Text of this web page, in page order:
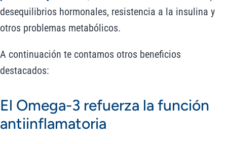
desequilibrios hormonales, resistencia a la insulina y
otros problemas metabólicos.
A continuación te contamos otros beneficios
destacados:
El Omega-3 refuerza la función
antiinflamatoria